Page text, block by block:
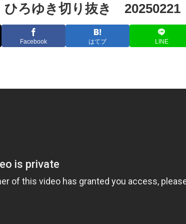
ろゆき切り抜き 20250221
Facebook はてブ LINE